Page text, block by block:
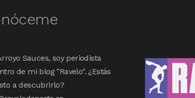
Sauces, soy periodista
de mi blog "Ravelo". ¿Estás
a descubrirlo?